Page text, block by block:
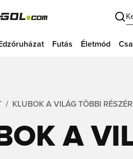
Edzőruházat Futás Életmód
KLUBOK A VILÁG TÖBBI
A